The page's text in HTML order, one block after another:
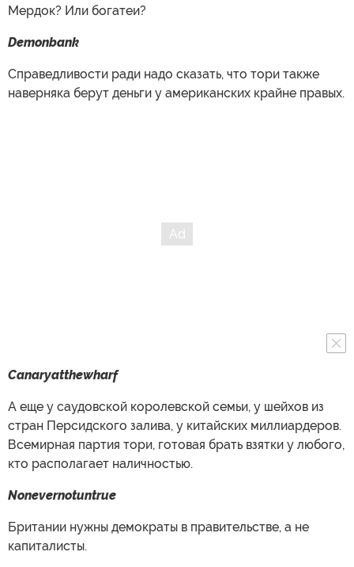
Мердок? Или богатеи?
Demonbank
Справедливости ради надо сказать, что тори также
наверняка берут деньги у американских крайне правых.
Canaryatthewharf
А еще у саудовской королевской семьи, у шейхов из
стран Персидского залива, у китайских миллиардеров.
Всемирная партия тори, готовая брать взятки у любого,
кто располагает наличностью.
Nonevernotuntrue
Британии нужны демократы в правительстве, а не
капиталисты.